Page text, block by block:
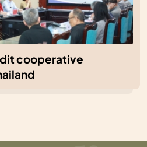
cooperative